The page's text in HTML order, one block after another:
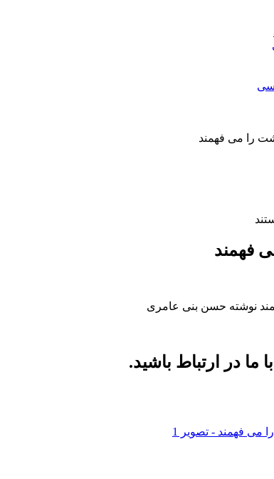
را می فهمند
فهمند
نوشته حسن بنی عامری
ما در ارتباط باشید.